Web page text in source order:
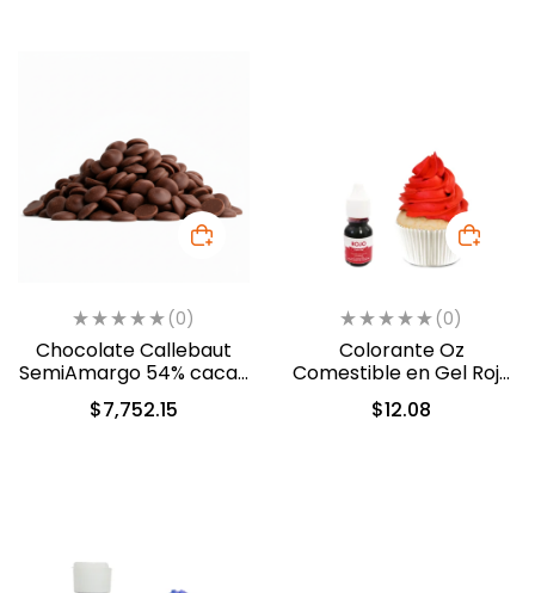
(0)
Chocolate Callebaut
SemiAmargo 54% cacao
13.6kg. (40-8410)
$7,752.15
(0)
Colorante Oz
Comestible en Gel Rojo
10 ml (551)
$12.08